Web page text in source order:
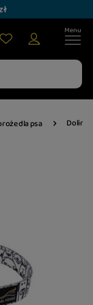
dla psa Dolina